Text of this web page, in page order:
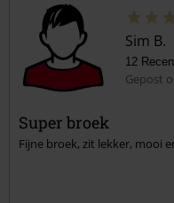
Sim B.
12
Gepost
Super broek
Fijne broek, zit lekker, mooi